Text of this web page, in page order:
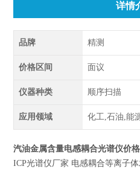
详情
品牌 精测
价格区间 面议
仪器种类 顺序扫描
应用领域 化工,石油,能
汽油金属含量电感耦合光谱仪价格
ICP光谱仪厂家 电感耦合等离子